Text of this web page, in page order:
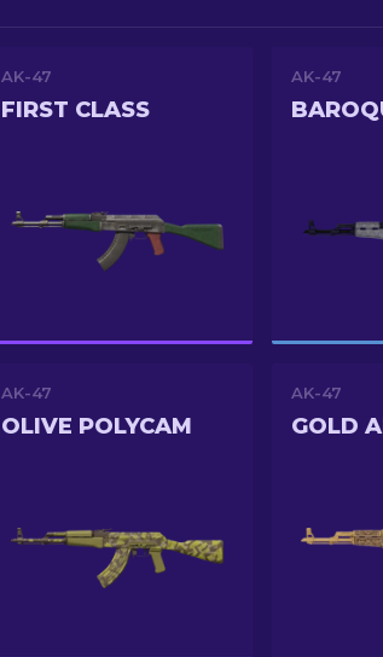
AK-47
FIRST CLASS
AK-47
AK-47
OLIVE POLYCAM
AK-47
GOLD